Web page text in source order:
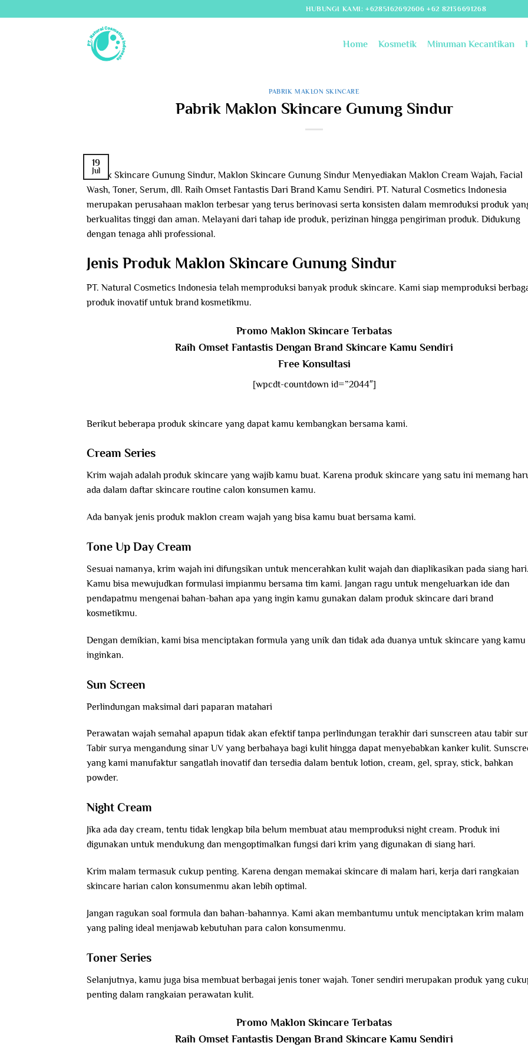
to
HUBUNGI KAMI: +6285162692606 +62 82136691268
Home Kosmetik Minuman Kecantikan
PABRIK MAKLON SKINCARE
Pabrik Maklon Skincare Gunung Sindur
19
Jul
Pabrik Skincare Gunung Sindur, Maklon Skincare Gunung Sindur Menyediakan Maklon Cream Wajah, Facial
Wash, Toner, Serum, dll. Raih Omset Fantastis Dari Brand Kamu Sendiri. PT. Natural Cosmetics Indonesia
merupakan perusahaan maklon terbesar yang terus berinovasi serta konsisten dalam memroduksi produk
berkualitas tinggi dan aman. Melayani dari tahap ide produk, perizinan hingga pengiriman produk. Didukung
dengan tenaga ahli professional.
Jenis Produk Maklon Skincare Gunung Sindur
PT. Natural Cosmetics Indonesia telah memproduksi banyak produk skincare. Kami siap memproduksi
produk inovatif untuk brand kosmetikmu.
Promo Maklon Skincare Terbatas
Raih Omset Fantastis Dengan Brand Skincare Kamu Sendiri
Free Konsultasi
[wpcdt-countdown id=”2044″]
Berikut beberapa produk skincare yang dapat kamu kembangkan bersama kami.
Cream Series
Krim wajah adalah produk skincare yang wajib kamu buat. Karena produk skincare yang satu ini memang
ada dalam daftar skincare routine calon konsumen kamu.
Ada banyak jenis produk maklon cream wajah yang bisa kamu buat bersama kami.
Tone Up Day Cream
Sesuai namanya, krim wajah ini difungsikan untuk mencerahkan kulit wajah dan diaplikasikan pada siang hari.
Kamu bisa mewujudkan formulasi impianmu bersama tim kami. Jangan ragu untuk mengeluarkan ide dan
pendapatmu mengenai bahan-bahan apa yang ingin kamu gunakan dalam produk skincare dari brand
kosmetikmu.
Dengan demikian, kami bisa menciptakan formula yang unik dan tidak ada duanya untuk skincare yang kamu
inginkan.
Sun Screen
Perlindungan maksimal dari paparan matahari
Perawatan wajah semahal apapun tidak akan efektif tanpa perlindungan terakhir dari sunscreen atau tabir
Tabir surya mengandung sinar UV yang berbahaya bagi kulit hingga dapat menyebabkan kanker kulit.
yang kami manufaktur sangatlah inovatif dan tersedia dalam bentuk lotion, cream, gel, spray, stick, bahkan
powder.
Night Cream
Jika ada day cream, tentu tidak lengkap bila belum membuat atau memproduksi night cream. Produk ini
digunakan untuk mendukung dan mengoptimalkan fungsi dari krim yang digunakan di siang hari.
Krim malam termasuk cukup penting. Karena dengan memakai skincare di malam hari, kerja dari rangkaian
skincare harian calon konsumenmu akan lebih optimal.
Jangan ragukan soal formula dan bahan-bahannya. Kami akan membantumu untuk menciptakan krim malam
yang paling ideal menjawab kebutuhan para calon konsumenmu.
Toner Series
Selanjutnya, kamu juga bisa membuat berbagai jenis toner wajah. Toner sendiri merupakan produk yang
penting dalam rangkaian perawatan kulit.
Promo Maklon Skincare Terbatas
Raih Omset Fantastis Dengan Brand Skincare Kamu Sendiri